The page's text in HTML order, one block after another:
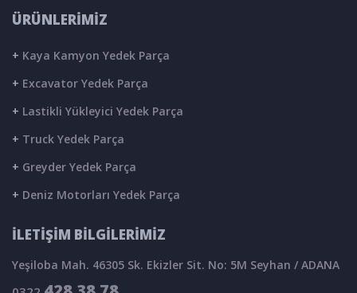
ÜRÜNLERİMİZ
+ Kaya Kamyon Yedek Parça
+ Excavator Yedek Parça
+ Lastikli Yükleyici Yedek Parça
+ Truck Yedek Parça
+ Greyder Yedek Parça
+ Deniz Motorları Yedek Parça
İLETİŞİM BİLGİLERİMİZ
Yeşiloba Mah. 46305 Sk. Ekizler Sit. No: 5M Seyhan / ADANA